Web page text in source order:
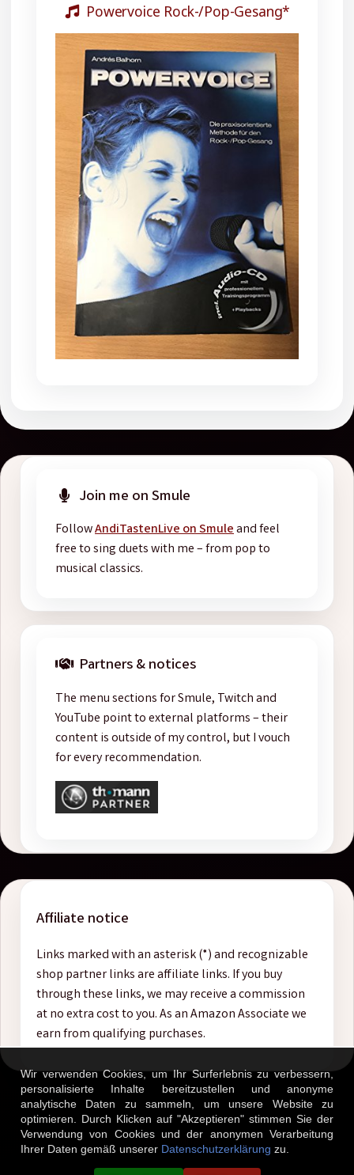
Powervoice Rock-/Pop-Gesang*
Join me on Smule
FollowAndiTastenLive on Smuleand feel
free to sing duets with me – from pop to
musical classics.
Partners & notices
The menu sections for Smule, Twitch and
YouTube point to external platforms – their
content is outside of my control, but I vouch
for every recommendation.
Affiliate notice
Links marked with an asterisk (*) and recognizable
shop partner links are affiliate links. If you buy
through these links, we may receive a commission
at no extra cost to you. As an Amazon Associate we
earn from qualifying purchases.
© 2026 AndiTasten.
Wir verwenden Cookies, um Ihr Surferlebnis zu verbessern,
personalisierte Inhalte bereitzustellen und anonyme
analytische Daten zu sammeln, um unsere Website zu
optimieren. Durch Klicken auf "Akzeptieren" stimmen Sie der
Verwendung von Cookies und der anonymen Verarbeitung
Ihrer Daten gemäß unserer Datenschutzerklärung zu.